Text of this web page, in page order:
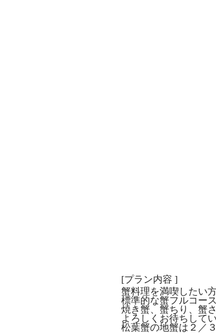
[プラン内容 ]
蟹料理を満喫したい
標準的な蟹フルコー
焼き蟹、蟹ちり、蟹
よろしくお待ちして
松葉蟹の地蟹は２／